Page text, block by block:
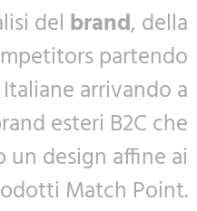
del brand, della
partendo
arrivando a
esteri B2C che
un design affine ai
Match Point.